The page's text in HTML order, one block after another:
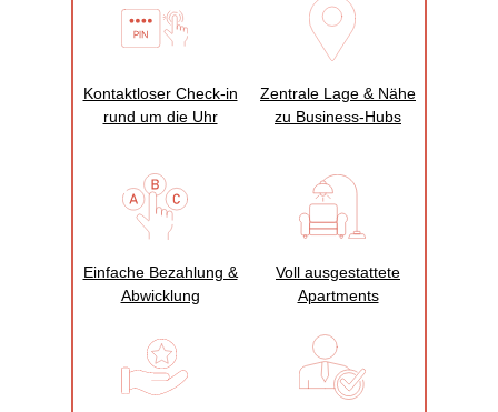
Kontaktloser Check‑in
rund um die Uhr
Voll ausgestattete
Apartments
Zentrale Lage & Nähe
zu Business‑Hubs
Einfache Bezahlung &
Abwicklung